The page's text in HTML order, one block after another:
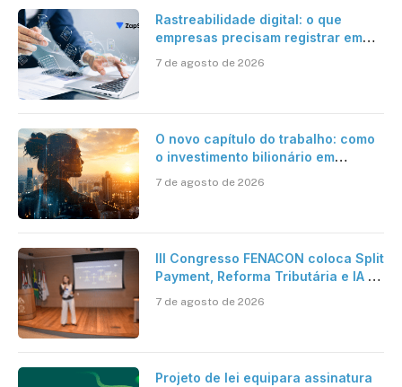
Rastreabilidade digital: o que
empresas precisam registrar em
7 de agosto de 2026
O novo capítulo do trabalho: como
o investimento bilionário em
verdadeira era da inteligência
7 de agosto de 2026
III Congresso FENACON coloca Split
Payment, Reforma Tributária e IA no
7 de agosto de 2026
Projeto de lei equipara assinatura